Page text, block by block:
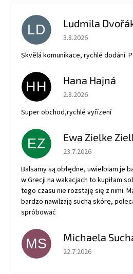
LD Ludmila
Hodnotenie obchodu
3.8.2026
Skvělá komunikace, rychlé dodání.
HH Hana Hajná
Hodnotenie obchodu
2.8.2026
Super obchod,rychlé vyřízení
EZ Ewa Zielke
Hodnotenie obchodu
23.7.2026
Balsamy są obłędne, uwielbiam je
w Grecji na wakacjach to kupiłam
tego czasu nie rozstaję się z nimi.
bardzo nawilżają suchą skórę,
spróbować
MS Michaela
Hodnotenie obchodu
22.7.2026